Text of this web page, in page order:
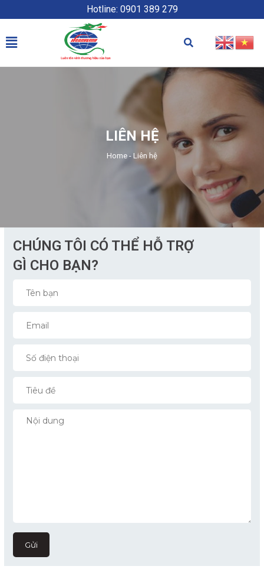
Hotline: 0901 389 279
LIÊN HỆ
Home - Liên hệ
CHÚNG TÔI CÓ THỂ HỖ TRỢ
GÌ CHO BẠN?